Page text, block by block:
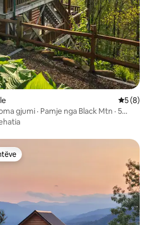
5 (8)
gjumi · Pamje nga Black Mtn · 5
të klientëve